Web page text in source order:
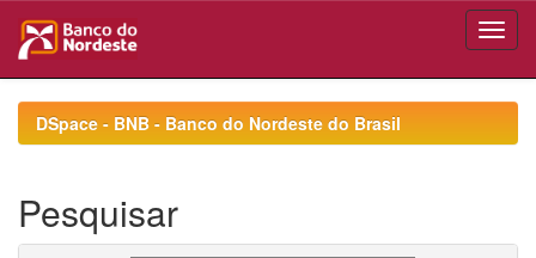
navigationDSpace - BNB - Banco do Nordeste do Brasil
Pesquisar